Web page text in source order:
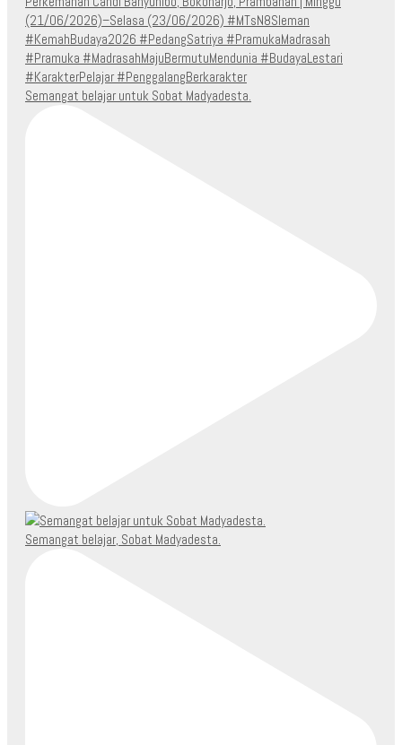
Semangat belajar untuk Sobat Madyadesta.
Semangat belajar, Sobat Madyadesta.